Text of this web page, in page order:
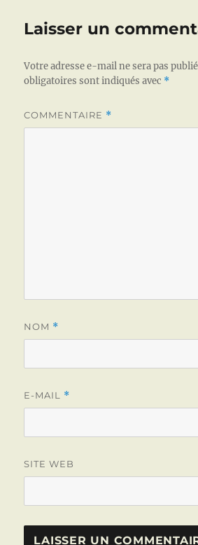
o
n p
Laisser un
Votre adresse e-mail ne sera pas
obligatoires sont indiqués avec *
COMMENTAIRE *
NOM *
E-MAIL *
SITE WEB